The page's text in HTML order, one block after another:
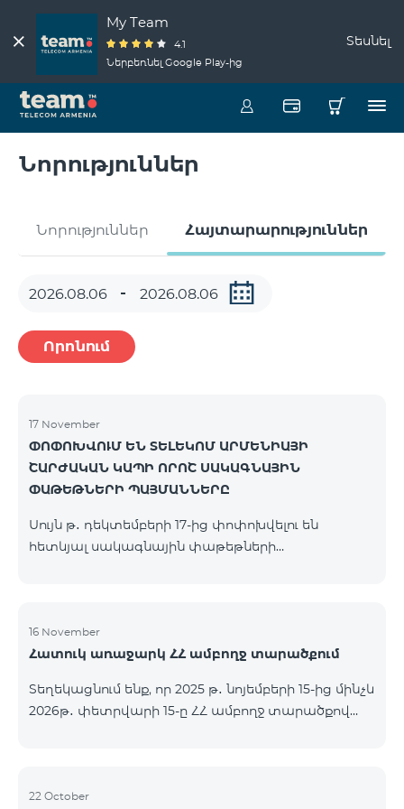
My Team
4.1
Ներբեռնել Google Play-ից
Տեսնել
Նորություններ
Նորություններ Հայտարարություններ
Որոնում
17 November
ՓՈՓՈԽՎՈՒՄ ԵՆ ՏԵԼԵԿՈՄ ԱՐՄԵՆԻԱՅԻ
ՇԱՐԺԱԿԱՆ ԿԱՊԻ ՈՐՈՇ ՍԱԿԱԳՆԱՅԻՆ
ՓԱԹԵԹՆԵՐԻ ՊԱՅՄԱՆՆԵՐԸ
Սույն թ․ դեկտեմբերի 17-ից փոփոխվելու են
հետևյալ սակագնային փաթեթների
նախկին 2000 դրամի փոխարեն։ Բաժանորդները
կստանան 600 րոպե դեպի ՀՀ բոլոր ցանցեր, ԱՄՆ,
փոխարեն և 14 ԳԲ ինտերնետ` նախկին 7 ԳԲ-ի
փոխարեն։ Կանխավճարային «Be Free 3000»
16 November
Հատուկ առաջարկ ՀՀ ամբողջ տարածքում
Տեղեկացնում ենք, որ 2025 թ․ նոյեմբերի 15-ից մինչև
2026թ․ փետրվարի 15-ը ՀՀ ամբողջ տարածքով
9900 մարզային և ԿՈՄԲՈ 4 9900 փաթեթները`
22 October